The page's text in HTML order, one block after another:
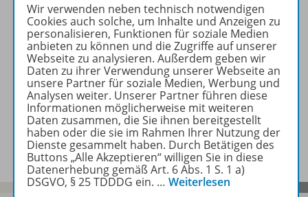
Beschreibung
Zugehörige Produkte
Benachrichtigungs-Service
Wir verwenden neben technisch notwendigen
Cookies auch solche, um Inhalte und Anzeigen zu
personalisieren, Funktionen für soziale Medien
anbieten zu können und die Zugriffe auf unserer
Webseite zu analysieren. Außerdem geben wir
Daten zu ihrer Verwendung unserer Webseite an
unsere Partner für soziale Medien, Werbung und
Analysen weiter. Unserer Partner führen diese
Informationen möglicherweise mit weiteren
Daten zusammen, die Sie ihnen bereitgestellt
haben oder die sie im Rahmen Ihrer Nutzung der
Dienste gesammelt haben. Durch Betätigen des
Buttons „Alle Akzeptieren“ willigen Sie in diese
Datenerhebung gemäß Art. 6 Abs. 1 S. 1 a)
DSGVO, § 25 TDDDG ein. … Weiterlesen